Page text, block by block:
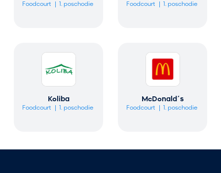
Foodcourt 1. poschodie Foodcourt 1. poschodie
Koliba
Foodcourt 1. poschodie
McDonald´s
Foodcourt 1. poschodie